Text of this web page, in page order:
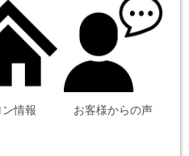
ン情報 お客様からの声